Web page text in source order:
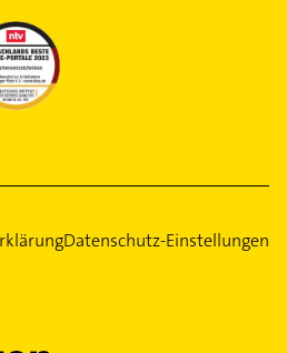
Datenschutz-Einstellungen